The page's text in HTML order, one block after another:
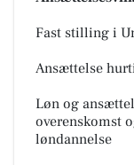
Fast stilling i
Ansættelse
Løn og
overenskomst
løndannelse